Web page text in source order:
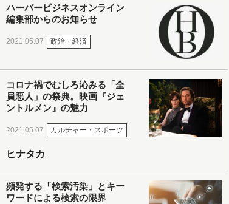
ハーバービジネスオンライン
編集部からのお知らせ
2021.05.07 政治・経済
コロナ禍でむしろ沁みる「全
員悪人」の祭典。映画『ジェ
ントルメン』の魅力
2021.05.07 カルチャー・スポーツ
ヒナタカ
頻発する「検索汚染」とキー
ワードによる検索の限界